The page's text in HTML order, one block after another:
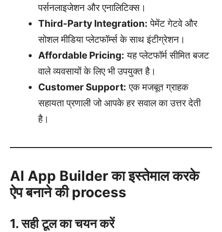
पर्सनलाइजेशन और एनालिटिक्स।
Third-Party Integration: पेमेंट गेटवे और
सोशल मीडिया प्लेटफॉर्म्स के साथ इंटीग्रेशन।
Affordable Pricing: यह प्लेटफॉर्म सीमित बजट
वाले व्यवसायों के लिए भी उपयुक्त है।
Customer Support: एक मजबूत ग्राहक
सहायता प्रणाली जो आपके हर सवाल का उत्तर देती
है।
AI App Builder का इस्तेमाल करके
ऐप बनाने की process
1. सही टूल का चयन करें